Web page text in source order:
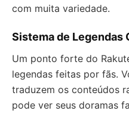
com muita variedade.
Sistema de Legendas
Um ponto forte do
legendas feitas por fãs.
traduzem os conteúdos
pode ver seus doramas